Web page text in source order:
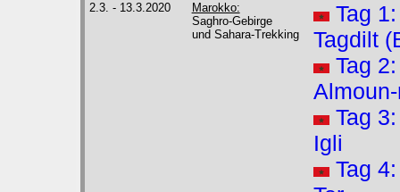
2.3. - 13.3.2020
Marokko:
Saghro-Gebirge
und Sahara-Trekking
Tag
Tagdilt
Tag
Tag
Igli
Tag